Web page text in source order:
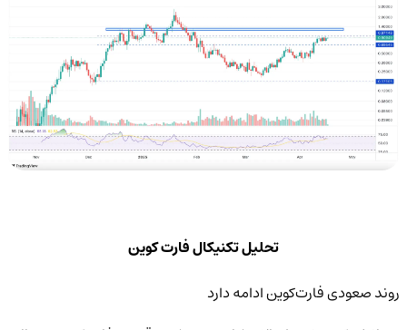
تحلیل تکنیکال فارت کوین
روند صعودی فارت‌کوین ادامه دارد